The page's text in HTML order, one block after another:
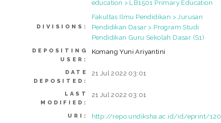
education > LB1501 Primary Education
DIVISIONS:
Fakultas Ilmu Pendidikan > Jurusan
Pendidikan Dasar > Program Studi
Pendidikan Guru Sekolah Dasar (S1)
DEPOSITING
USER:
Komang Yuni Ariyantini
DATE
DEPOSITED:
21 Jul 2022 03:01
LAST
MODIFIED:
21 Jul 2022 03:01
URI: http://repo.undiksha.ac.id/id/eprint/